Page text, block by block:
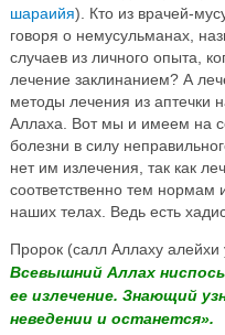
шараийя). Кто из врачей-
говоря о немусульманах,
случаев из личного опыта,
лечение заклинанием? А
методы лечения из аптечки
Аллаха. Вот мы и имеем на
болезни в силу
нет им излечения, так как
соответственно тем нормам
наших телах. Ведь есть
Проpок (салл Аллаху
Всевышний Аллах
ее излечение. Знающий
неведении и останется».